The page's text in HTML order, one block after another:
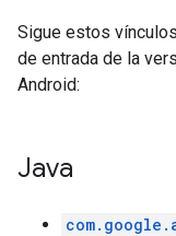
Sigue estos
de entrada de la
Android:
Java